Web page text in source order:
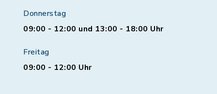
Donnerstag
09:00 - 12:00 und 13:00 - 18:00 Uhr
Freitag
09:00 - 12:00 Uhr